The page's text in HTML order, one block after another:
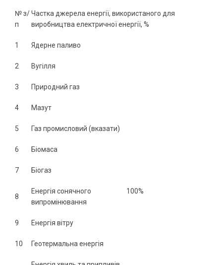
№ з/
п
Частка джерела енергії, використаного для
виробництва електричної енергії, %
1 Ядерне паливо
2 Вугілля
3 Природний газ
4 Мазут
5 Газ промисловий (вказати)
6 Біомаса
7 Біогаз
8
Енергія сонячного
випромінювання
100%
9 Енергія вітру
10 Геотермальна енергія